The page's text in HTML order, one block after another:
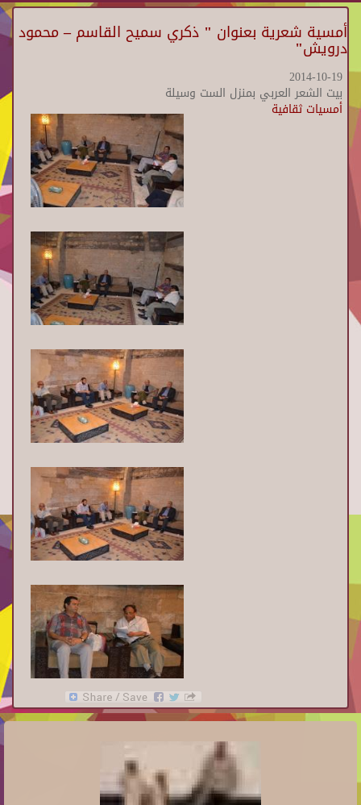
أمسية شعرية بعنوان " ذكري سميح القاسم – محمود
درويش"
2014-10-19
بيت الشعر العربي بمنزل الست وسيلة
أمسيات ثقافية